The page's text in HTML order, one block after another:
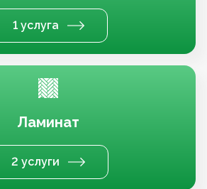
1 услуга
Ламинат
2 услуги